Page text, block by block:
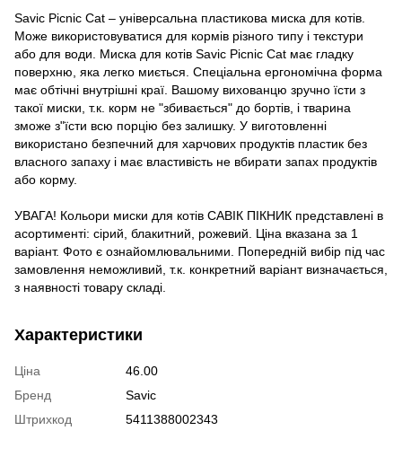
Savic Picnic Cat – універсальна пластикова миска для котів.
Може використовуватися для кормів різного типу і текстури
або для води. Миска для котів Savic Picnic Cat має гладку
поверхню, яка легко миється. Спеціальна ергономічна форма
має обтічні внутрішні краї. Вашому вихованцю зручно їсти з
такої миски, т.к. корм не "збивається" до бортів, і тварина
зможе з"їсти всю порцію без залишку. У виготовленні
використано безпечний для харчових продуктів пластик без
власного запаху і має властивість не вбирати запах продуктів
або корму.
УВАГА! Кольори миски для котів САВІК ПІКНИК представлені в
асортименті: сірий, блакитний, рожевий. Ціна вказана за 1
варіант. Фото є ознайомлювальними. Попередній вибір під час
замовлення неможливий, т.к. конкретний варіант визначається,
з наявності товару складі.
Характеристики
Ціна
46.00
Бренд
Savic
Штрихкод
5411388002343